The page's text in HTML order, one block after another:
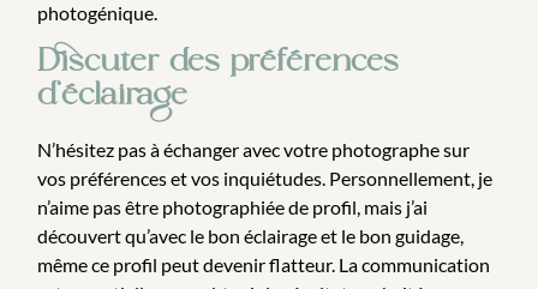
photogénique.
Discuter des préférences
d’éclairage
N’hésitez pas à échanger avec votre photographe sur
vos préférences et vos inquiétudes. Personnellement, je
n’aime pas être photographiée de profil, mais j’ai
découvert qu’avec le bon éclairage et le bon guidage,
même ce profil peut devenir flatteur. La communication